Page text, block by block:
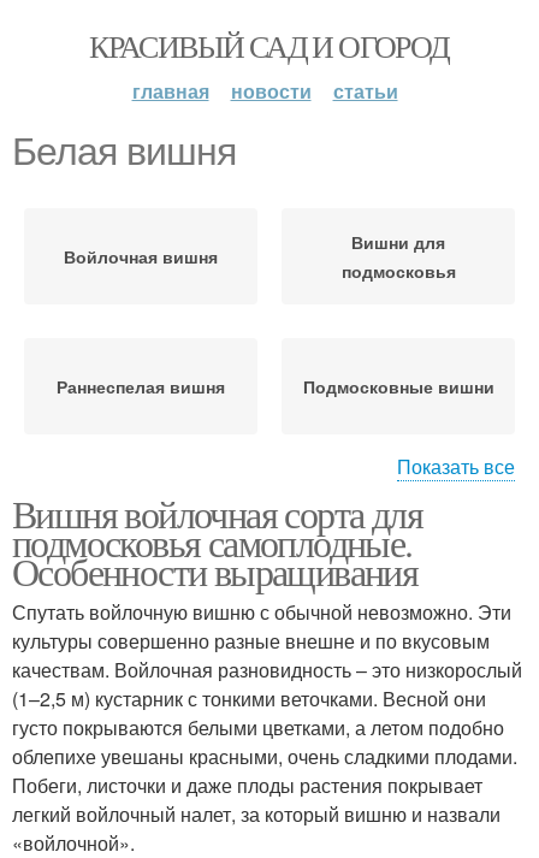
КРАСИВЫЙ САД И ОГОРОД
главная новости статьи
Белая вишня
Войлочная вишня
Вишни для
подмосковья
Раннеспелая вишня Подмосковные вишни
Кустовая вишня
подмосковья
Вишни по версии Вишня в подмосковье
Показать все
Вишня войлочная сорта для
подмосковья самоплодные.
Особенности выращивания
Спутать войлочную вишню с обычной невозможно. Эти
культуры совершенно разные внешне и по вкусовым
качествам. Войлочная разновидность – это низкорослый
(1–2,5 м) кустарник с тонкими веточками. Весной они
густо покрываются белыми цветками, а летом подобно
облепихе увешаны красными, очень сладкими плодами.
Побеги, листочки и даже плоды растения покрывает
легкий войлочный налет, за который вишню и назвали
«войлочной».